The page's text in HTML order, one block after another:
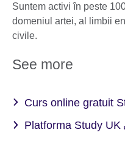
Suntem activi în peste
domeniul artei, al limbii
civile.
See more
Curs online gratuit
Platforma Study UK